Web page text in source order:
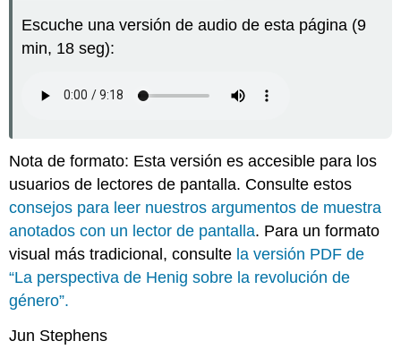
Extracto
La
de
Henig
revolución
de
género
Atribución
Escuche una versión de audio de esta página (9
min, 18 seg):
Nota de formato: Esta versión es accesible para los
usuarios de lectores de pantalla. Consulte estos
consejos para leer nuestros argumentos de muestra
anotados con un lector de pantalla. Para un formato
visual más tradicional, consulte la versión PDF de
“La perspectiva de Henig sobre la revolución de
género”.
Jun Stephens